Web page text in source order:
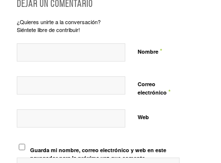
Dejar un comentario
¿Quieres unirte a la conversación?
Siéntete libre de contribuir!
Nombre *
Correo
electrónico *
Web
Guarda mi nombre, correo electrónico y web en este
navegador para la próxima vez que comente.